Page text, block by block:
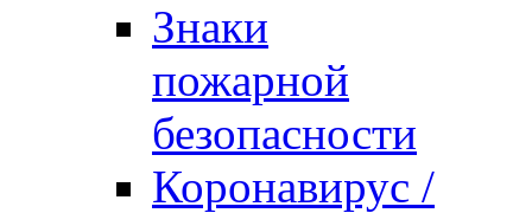
Знаки
пожарной
безопасности
Коронавирус /